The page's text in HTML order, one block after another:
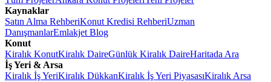
Kaynaklar
Satın Alma RehberiKonut Kredisi RehberiUzman
DanışmanlarEmlakjet Blog
Konut
Kiralık KonutKiralık DaireGünlük Kiralık DaireHaritada Ara
İş Yeri & Arsa
Kiralık İş YeriKiralık DükkanKiralık İş Yeri PiyasasıKiralık Arsa